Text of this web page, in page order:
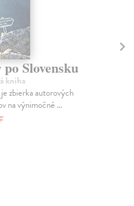
Slovensku
kniha
zbierka autorových
na výnimočné ...